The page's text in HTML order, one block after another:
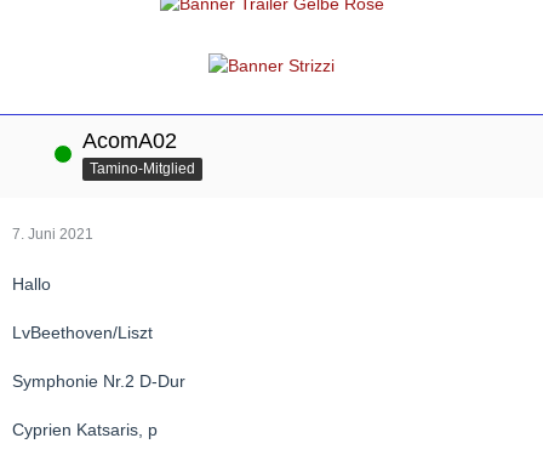
Online AcomA02
Tamino-Mitglied
7. Juni 2021
Hallo
LvBeethoven/Liszt
Symphonie Nr.2 D-Dur
Cyprien Katsaris, p